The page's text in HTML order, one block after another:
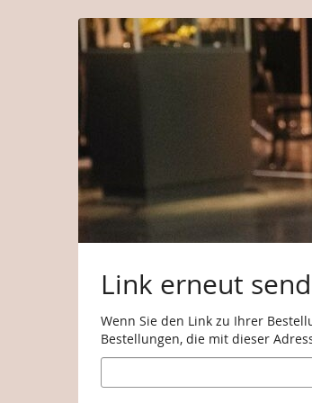
Link erneut
Wenn Sie den Link zu Ihrer
Bestellungen, die mit dieser
E-
Mail